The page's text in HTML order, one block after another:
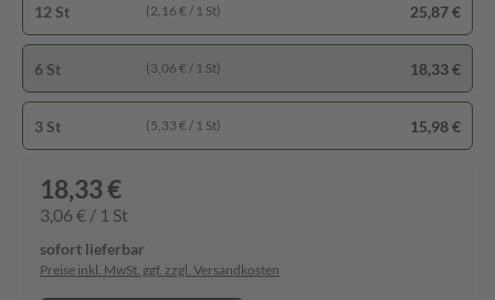
12 St (2,16 € / 1 St) 25,87 €
6 St (3,06 € / 1 St) 18,33 €
3 St (5,33 € / 1 St) 15,98 €
18,33 €
3,06 € / 1 St
sofort lieferbar
Preise inkl. MwSt. ggf. zzgl. Versandkosten